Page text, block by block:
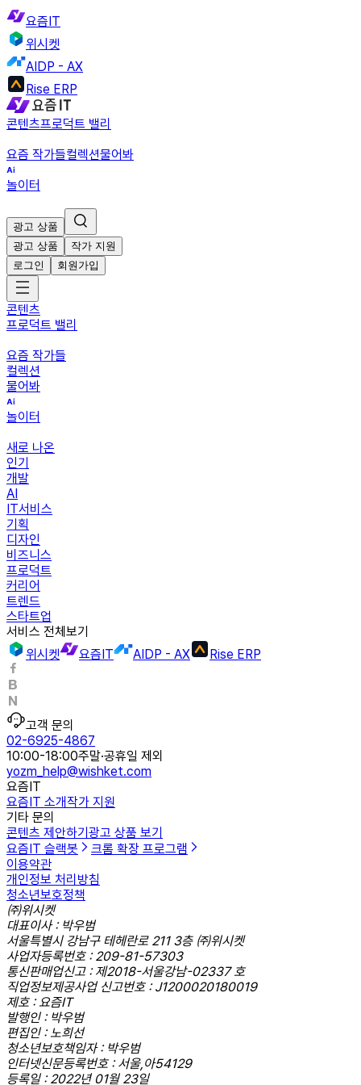
요즘IT
위시켓
AIDP - AX
Rise ERP
콘텐츠프로덕트 밸리
요즘 작가들컬렉션물어봐
놀이터
광고 상품
광고 상품
작가 지원
로그인
회원가입
콘텐츠
프로덕트 밸리
요즘 작가들
컬렉션
물어봐
놀이터
새로 나온
인기
개발
AI
IT서비스
기획
디자인
비즈니스
프로덕트
커리어
트렌드
스타트업
서비스 전체보기
위시켓
요즘IT AIDP - AX Rise ERP
고객 문의
02-6925-4867
10:00-18:00주말·공휴일 제외
yozm_help@wishket.com
요즘IT
요즘IT 소개작가 지원
기타 문의
콘텐츠 제안하기광고 상품 보기
요즘IT 슬랙봇
크롬 확장 프로그램
이용약관
개인정보 처리방침
청소년보호정책
㈜위시켓
대표이사 : 박우범
서울특별시 강남구 테헤란로 211 3층 ㈜위시켓
사업자등록번호 : 209-81-57303
통신판매업신고 : 제2018-서울강남-02337 호
직업정보제공사업 신고번호 : J1200020180019
제호 : 요즘IT
발행인 : 박우범
편집인 : 노희선
청소년보호책임자 : 박우범
인터넷신문등록번호 : 서울,아54129
등록일 : 2022년 01월 23일